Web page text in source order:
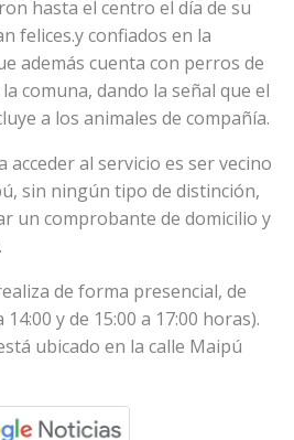
hasta el centro el día de su
felices.y confiados en la
además cuenta con perros de
comuna, dando la señal que el
a los animales de compañía.
acceder al servicio es ser vecino
sin ningún tipo de distinción,
un comprobante de domicilio y
de forma presencial, de
y de 15:00 a 17:00 horas).
ubicado en la calle Maipú